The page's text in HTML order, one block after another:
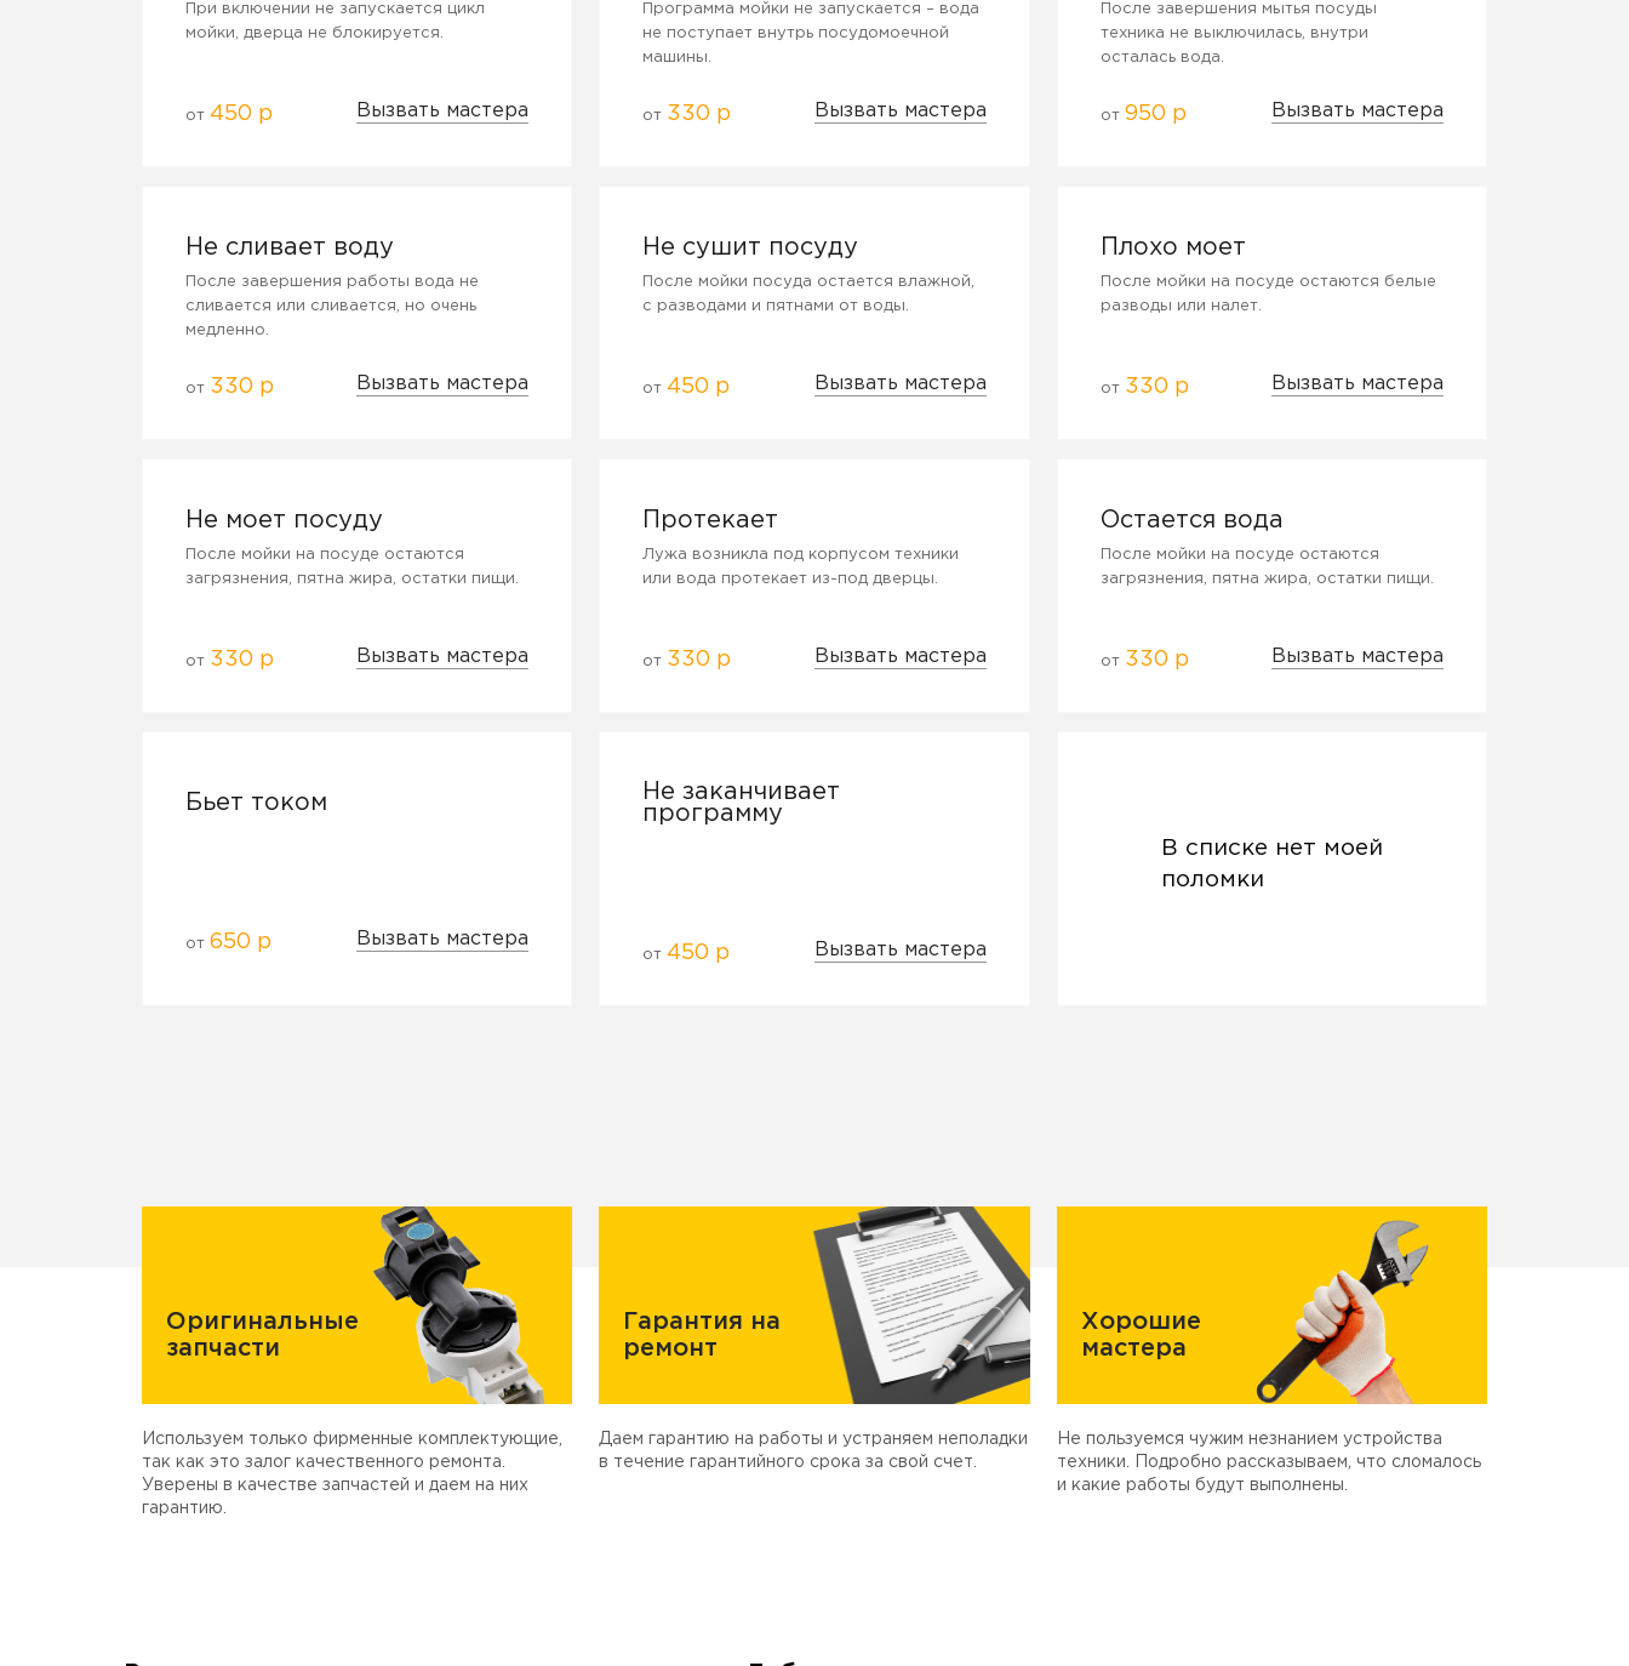
При включении не запускается цикл
мойки, дверца не блокируется.
от 450 р Вызвать мастера
Программа мойки не запускается – вода
не поступает внутрь посудомоечной
машины.
от 330 р Вызвать мастера
После завершения мытья посуды
техника не выключилась, внутри
осталась вода.
от 950 р Вызвать мастера
Не сливает воду
После завершения работы вода не
сливается или сливается, но очень
медленно.
от 330 р Вызвать мастера
Не сушит посуду
После мойки посуда остается влажной,
с разводами и пятнами от воды.
от450 р Вызвать мастера
Плохо моет
После мойки на посуде остаются белые
разводы или налет.
от 330 р Вызвать мастера
Не моет посуду
После мойки на посуде остаются
загрязнения, пятна жира, остатки пищи.
от 330 р Вызвать мастера
Протекает
Лужа возникла под корпусом техники
или вода протекает из-под дверцы.
от 330 р Вызвать мастера
Остается вода
После мойки на посуде остаются
загрязнения, пятна жира, остатки пищи.
от 330 р Вызвать мастера
Бьет током
от 650 р Вызвать мастера
Не заканчивает
программу
от450 р Вызвать мастера
В списке нет моей
поломки
Оригинальные
запчасти
Используем только фирменные комплектующие,
так как это залог качественного ремонта.
Уверены в качестве запчастей и даем на них
гарантию.
Гарантия на
ремонт
Даем гарантию на работы и устраняем неполадки
в течение гарантийного срока за свой счет.
Хорошие
мастера
Не пользуемся чужим незнанием устройства
техники. Подробно рассказываем, что сломалось
и какие работы будут выполнены.